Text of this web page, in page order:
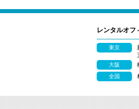
レンタルオフ
東京
大阪
全国